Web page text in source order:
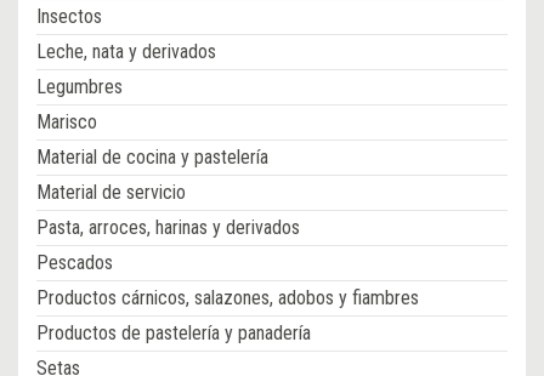
Insectos
Leche, nata y derivados
Legumbres
Marisco
Material de cocina y pastelería
Material de servicio
Pasta, arroces, harinas y derivados
Pescados
Productos cárnicos, salazones, adobos y fiambres
Productos de pastelería y panadería
Setas